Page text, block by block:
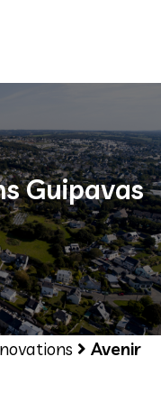
Guipavas
Avenir